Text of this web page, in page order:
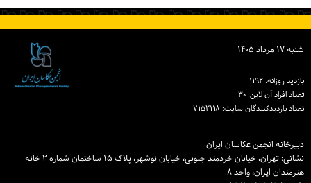
شنبه ۱۷ مرداد ۱۴۰۵
بازدید روزانه: ۱۱۹۲
تعداد افراد آن لاین: ۳۰
تعداد بازدیدكنندگان سایت: ۷۱۵۲۱۱۸
دبیرخانه انجمن عکاسان ایران
نشانی: تهران، خیابان خردمند جنوبی، خیابان نوشهر، پلاک ۱۵ ساختمان شماره ۲ خانه
هنرمندان ایران، واحد ۸